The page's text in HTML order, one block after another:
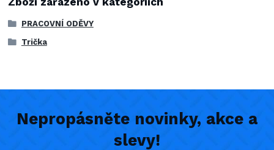
PRACOVNÍ ODĚVY
Trička
Nepropásněte novinky, akce a
slevy!